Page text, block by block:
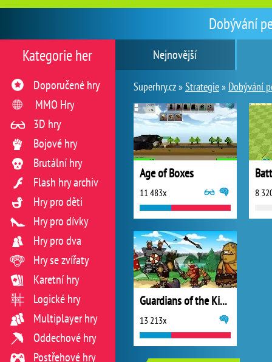
Dobývání
Nejnovější
Superhry.cz »Strategie» Dobývání
Age of Boxes
11 483x 8
Guardians of the Kingdoms
13 213x
Kategorie her
Doporučené hry
MMO Hry
3D hry
Bojové hry
Brutální hry
Flash hry archiv
Hry pro děti
Hry pro dívky
Hry pro dva
Hry se zvířaty
Karetní hry
Logické hry
Multiplayer hry
Oddechové hry
Postřehové hry